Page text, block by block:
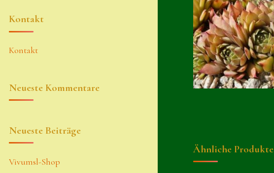
Ähnliche Produkte
Kontakt
Kontakt
Neueste Kommentare
Neueste Beiträge
Vivumsl-Shop